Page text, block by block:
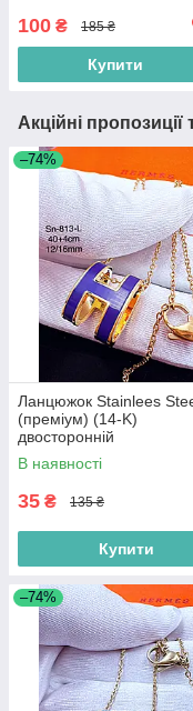
100 ₴ 185 ₴
Купити
Акційні пропозиції
–74%
Ланцюжок Stainlees
(преміум) (14-K)
двосторонній
В наявності
35 ₴ 135 ₴
Купити
–74%